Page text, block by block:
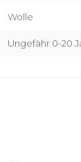
Wolle
Ungefähr 0-20